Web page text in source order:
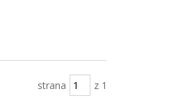
strana z 1